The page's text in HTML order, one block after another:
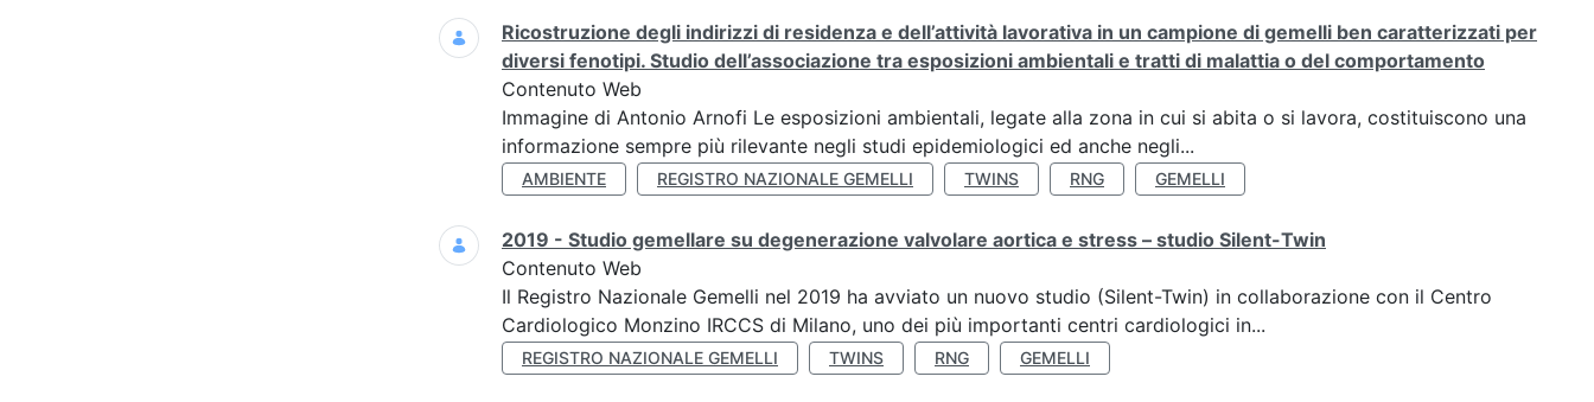
Ricostruzione degli indirizzi di residenza e dell’attività lavorativa in un campione di gemelli ben caratterizzati per
diversi fenotipi. Studio dell’associazione tra esposizioni ambientali e tratti di malattia o del comportamento
Contenuto Web
Immagine di Antonio Arnofi Le esposizioni ambientali, legate alla zona in cui si abita o si lavora, costituiscono una
informazione sempre più rilevante negli studi epidemiologici ed anche negli...
AMBIENTE REGISTRO NAZIONALE GEMELLI TWINS RNG GEMELLI
2019 - Studio gemellare su degenerazione valvolare aortica e stress – studio Silent-Twin
Contenuto Web
Il Registro Nazionale Gemelli nel 2019 ha avviato un nuovo studio (Silent-Twin) in collaborazione con il Centro
Cardiologico Monzino IRCCS di Milano, uno dei più importanti centri cardiologici in...
REGISTRO NAZIONALE GEMELLI TWINS RNG GEMELLI